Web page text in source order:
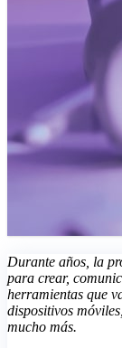
Durante años, la
para crear,
herramientas que
dispositivos
mucho más.